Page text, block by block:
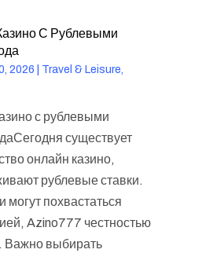
С Рублевыми
2026
Travel & Leisure,
с рублевыми
существует
онлайн казино,
рублевые ставки.
могут похвастаться
Azino777 честностью
Важно выбирать